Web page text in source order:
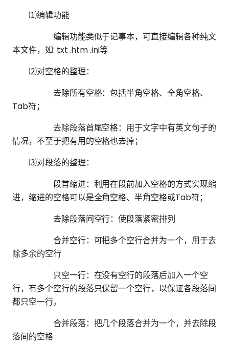
⑴编辑功能
编辑功能类似于记事本，可直接编辑各种纯文
本文件，如: txt .htm .ini等
⑵对空格的整理：
去除所有空格：包括半角空格、全角空格、
Tab符；
去除段落首尾空格：用于文字中有英文句子的
情况，不至于把有用的空格也去掉；
⑶对段落的整理：
段首缩进：利用在段前加入空格的方式实现缩
进，缩进的空格可以是全角空格、半角空格或Tab符；
去除段落间空行：使段落紧密排列
合并空行：可把多个空行合并为一个，用于去
除多余的空行
只空一行：在没有空行的段落后加入一个空
行，有多个空行的段落只保留一个空行，以保证各段落间
都只空一行。
合并段落：把几个段落合并为一个，并去除段
落间的空格